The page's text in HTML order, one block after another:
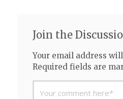
Join the
Your email address
Required fields are